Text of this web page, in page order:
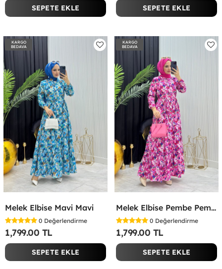
SEPETE EKLE SEPETE EKLE
KARGO
BEDAVA
Melek Elbise Mavi Mavi
0 Değerlendirme
1,799.00 TL
SEPETE EKLE
KARGO
BEDAVA
Melek Elbise Pembe Pembe
0 Değerlendirme
1,799.00 TL
SEPETE EKLE